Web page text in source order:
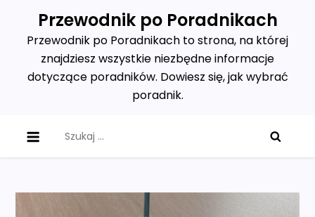
content
Przewodnik po Poradnikach
Przewodnik po Poradnikach to strona, na której
znajdziesz wszystkie niezbędne informacje
dotyczące poradników. Dowiesz się, jak wybrać
poradnik.